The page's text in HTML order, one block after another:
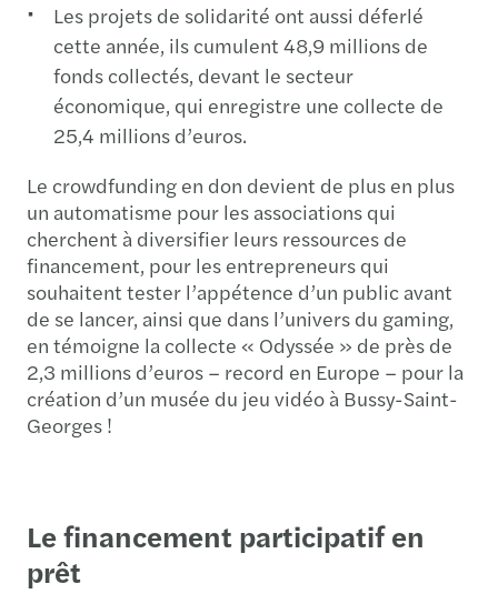
Les projets de solidarité ont aussi déferlé
cette année, ils cumulent 48,9 millions de
fonds collectés, devant le secteur
économique, qui enregistre une collecte de
25,4 millions d’euros.
Le crowdfunding en don devient de plus en plus
un automatisme pour les associations qui
cherchent à diversifier leurs ressources de
financement, pour les entrepreneurs qui
souhaitent tester l’appétence d’un public avant
de se lancer, ainsi que dans l’univers du gaming,
en témoigne la collecte « Odyssée » de près de
2,3 millions d’euros – record en Europe – pour la
création d’un musée du jeu vidéo à Bussy-Saint-
Georges !
Le financement participatif en
prêt